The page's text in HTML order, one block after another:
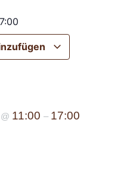
@ 11:00 – 17:00